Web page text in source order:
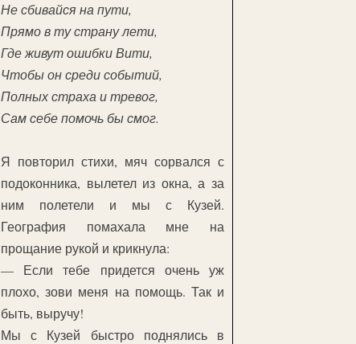
Не сбивайся на пути,
Прямо в ту страну лети,
Где живут ошибки Вити,
Чтобы он среди событий,
Полных страха и тревог,
Сам себе помочь бы смог.
Я повторил стихи, мяч сорвался с
подоконника, вылетел из окна, а за
ним полетели и мы с Кузей.
География помахала мне на
прощание рукой и крикнула:
— Если тебе придется очень уж
плохо, зови меня на помощь. Так и
быть, выручу!
Мы с Кузей быстро поднялись в